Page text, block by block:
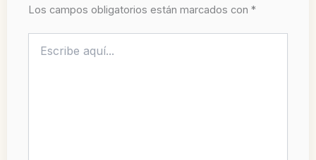
Los campos obligatorios están marcados con *
aquí...